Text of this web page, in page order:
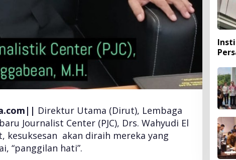
Direktur Utama (Dirut), Lembaga
Journalist Center (PJC), Drs. Wahyudi El
kesuksesan akan diraih mereka yang
“panggilan hati”.